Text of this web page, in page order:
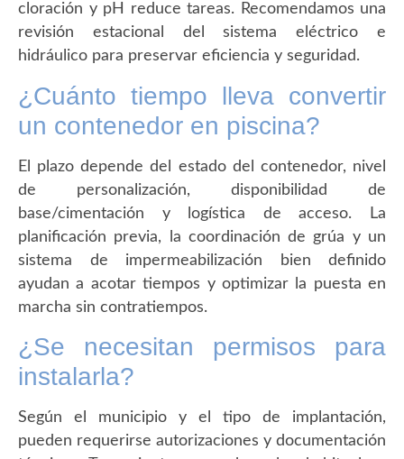
cloración y pH reduce tareas. Recomendamos una
revisión estacional del sistema eléctrico e
hidráulico para preservar eficiencia y seguridad.
¿Cuánto tiempo lleva convertir
un contenedor en piscina?
El plazo depende del estado del contenedor, nivel
de personalización, disponibilidad de
base/cimentación y logística de acceso. La
planificación previa, la coordinación de grúa y un
sistema de impermeabilización bien definido
ayudan a acotar tiempos y optimizar la puesta en
marcha sin contratiempos.
¿Se necesitan permisos para
instalarla?
Según el municipio y el tipo de implantación,
pueden requerirse autorizaciones y documentación